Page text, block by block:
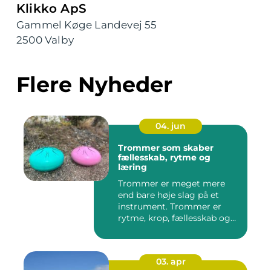
Klikko ApS
Gammel Køge Landevej 55
2500 Valby
Flere Nyheder
04. jun
Trommer som skaber
fællesskab, rytme og
læring
Trommer er meget mere
end bare høje slag på et
instrument. Trommer er
rytme, krop, fællesskab og
03. apr